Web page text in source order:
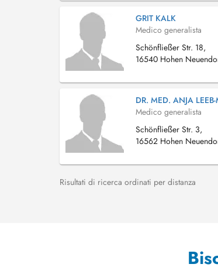
GRIT KALK
Medico generalista
Schönfließer Str. 18,
16540 Hohen
DR. MED. ANJA
Medico generalista
Schönfließer Str. 3,
16562 Hohen
Risultati di ricerca ordinati per distanza